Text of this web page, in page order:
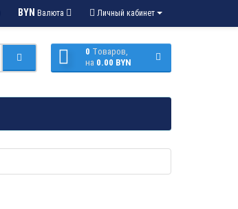
Личный кабинет
BYN Валюта
0 Tоваров,
на 0.00 BYN